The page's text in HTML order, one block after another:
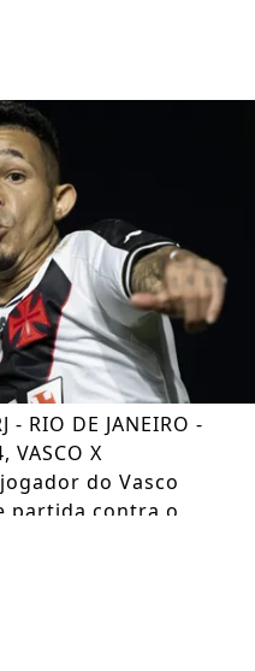
- RIO DE JANEIRO -
VASCO X
jogador do Vasco
partida contra o